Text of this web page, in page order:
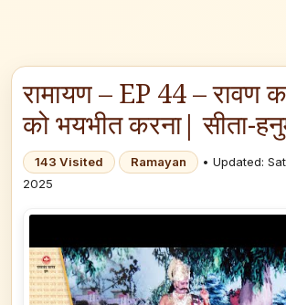
रामायण – EP 44 – रावण
को भयभीत करना| सीता-
143 Visited Ramayan
• Updated:
2025